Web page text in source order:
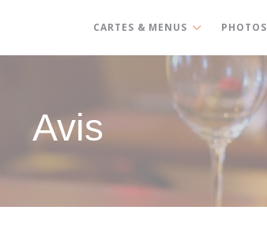
CARTES & MENUS PHOTOS
Avis